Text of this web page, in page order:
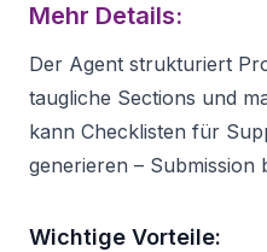
Mehr Details:
Der Agent strukturiert
taugliche Sections und
kann Checklisten für
generieren – Submission
Wichtige Vorteile: